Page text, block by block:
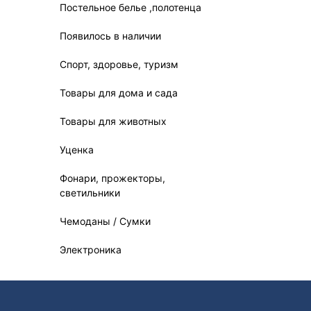
Постельное белье ,полотенца
Появилось в наличии
Спорт, здоровье, туризм
Товары для дома и сада
Товары для животных
Уценка
Фонари, прожекторы,
светильники
Чемоданы / Сумки
Электроника